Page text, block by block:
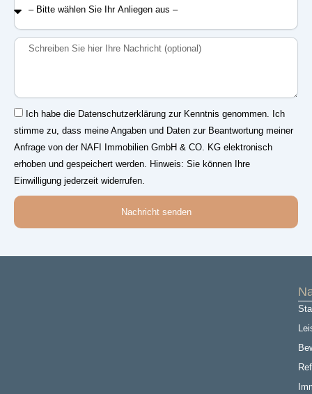
Bitte
Sie
Ihr
Nachricht
Einwilligung
Ich habe die Datenschutzerklärung zur Kenntnis genommen. Ich
stimme zu, dass meine Angaben und Daten zur Beantwortung meiner
Anfrage von der NAFI Immobilien GmbH & CO. KG elektronisch
erhoben und gespeichert werden. Hinweis: Sie können Ihre
Einwilligung jederzeit widerrufen.
Nachricht senden